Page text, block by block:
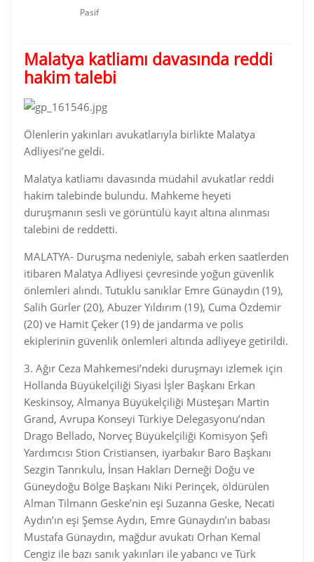
Pasif
Malatya katliamı davasında reddi
hakim talebi
Ölenlerin yakınları avukatlarıyla birlikte Malatya
Adliyesi’ne geldi.
Malatya katliamı davasında müdahil avukatlar reddi
hakim talebinde bulundu. Mahkeme heyeti
duruşmanın sesli ve görüntülü kayıt altına alınması
talebini de reddetti.
MALATYA- Duruşma nedeniyle, sabah erken saatlerden
itibaren Malatya Adliyesi çevresinde yoğun güvenlik
önlemleri alındı. Tutuklu sanıklar Emre Günaydın (19),
Salih Gürler (20), Abuzer Yıldırım (19), Cuma Özdemir
(20) ve Hamit Çeker (19) de jandarma ve polis
ekiplerinin güvenlik önlemleri altında adliyeye getirildi.
3. Ağır Ceza Mahkemesi’ndeki duruşmayı izlemek için
Hollanda Büyükelçiliği Siyasi İşler Başkanı Erkan
Keskinsoy, Almanya Büyükelçiliği Müsteşarı Martin
Grand, Avrupa Konseyi Türkiye Delegasyonu’ndan
Drago Bellado, Norveç Büyükelçiliği Komisyon Şefi
Yardımcısı Stion Cristiansen, iyarbakır Baro Başkanı
Sezgin Tanrıkulu, İnsan Hakları Derneği Doğu ve
Güneydoğu Bölge Başkanı Niki Perinçek, öldürülen
Alman Tilmann Geske’nin eşi Suzanna Geske, Necati
Aydın’ın eşi Şemse Aydın, Emre Günaydın’ın babası
Mustafa Günaydın, mağdur avukatı Orhan Kemal
Cengiz ile bazı sanık yakınları ile yabancı ve Türk